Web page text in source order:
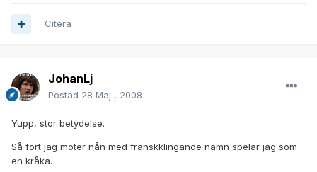
Citera
JohanLj
Postad 28 Maj , 2008
Yupp, stor betydelse.
Så fort jag möter nån med franskklingande namn spelar jag som
en kråka.